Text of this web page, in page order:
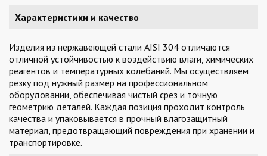
Характеристики и качество
Изделия из нержавеющей стали AISI 304 отличаются
отличной устойчивостью к воздействию влаги, химических
реагентов и температурных колебаний. Мы осуществляем
резку под нужный размер на профессиональном
оборудовании, обеспечивая чистый срез и точную
геометрию деталей. Каждая позиция проходит контроль
качества и упаковывается в прочный влагозащитный
материал, предотвращающий повреждения при хранении и
транспортировке.